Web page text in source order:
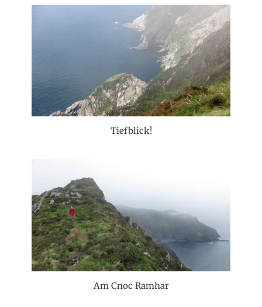
Tiefblick!
Am Cnoc Ramhar